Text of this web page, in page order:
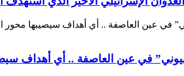
في عين العاصفة .. أي أهداف